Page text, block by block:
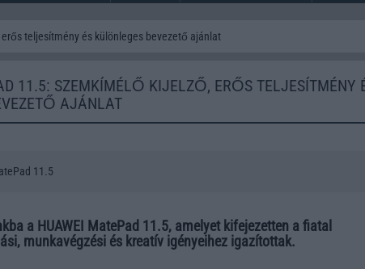
teljesítmény és különleges bevezető ajánlat
11.5: SZEMKÍMÉLŐ KIJELZŐ, ERŐS TELJESÍTMÉNY
AJÁNLAT
11.5
a HUAWEI MatePad 11.5, amelyet kifejezetten a fiatal
munkavégzési és kreatív igényeihez igazítottak.